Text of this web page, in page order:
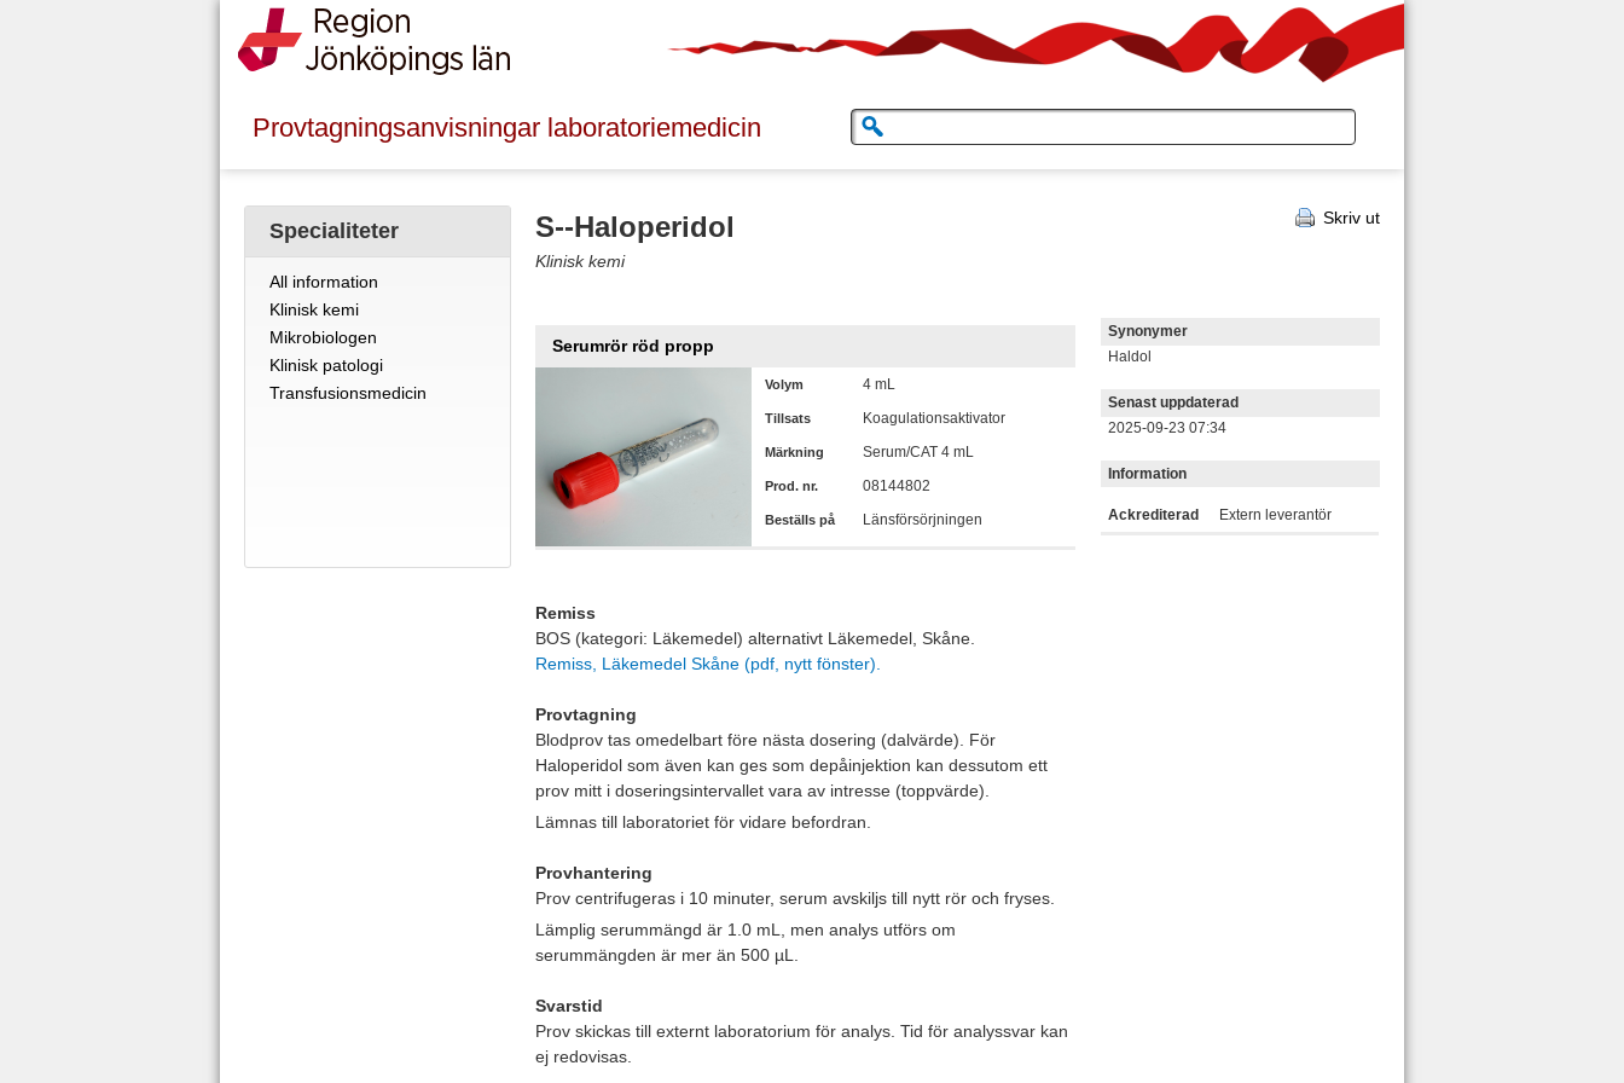
Provtagningsanvisningar laboratoriemedicin
Specialiteter
All information
Klinisk kemi
Mikrobiologen
Klinisk patologi
Transfusionsmedicin
Skriv ut
S--Haloperidol
Klinisk kemi
Serumrör röd propp
Volym 4 mL
Tillsats Koagulationsaktivator
Märkning Serum/CAT 4 mL
Prod. nr. 08144802
Beställs på Länsförsörjningen
Remiss
BOS (kategori: Läkemedel) alternativt Läkemedel, Skåne.
Remiss, Läkemedel Skåne (pdf, nytt fönster).
Provtagning
Blodprov tas omedelbart före nästa dosering (dalvärde). För
Haloperidol som även kan ges som depåinjektion kan dessutom ett
prov mitt i doseringsintervallet vara av intresse (toppvärde).
Lämnas till laboratoriet för vidare befordran.
Provhantering
Prov centrifugeras i 10 minuter, serum avskiljs till nytt rör och fryses.
Lämplig serummängd är 1.0 mL, men analys utförs om
serummängden är mer än 500 µL.
Svarstid
Prov skickas till externt laboratorium för analys. Tid för analyssvar kan
ej redovisas.
Synonymer
Haldol
Senast uppdaterad
2025-09-23 07:34
Information
Ackrediterad Extern leverantör